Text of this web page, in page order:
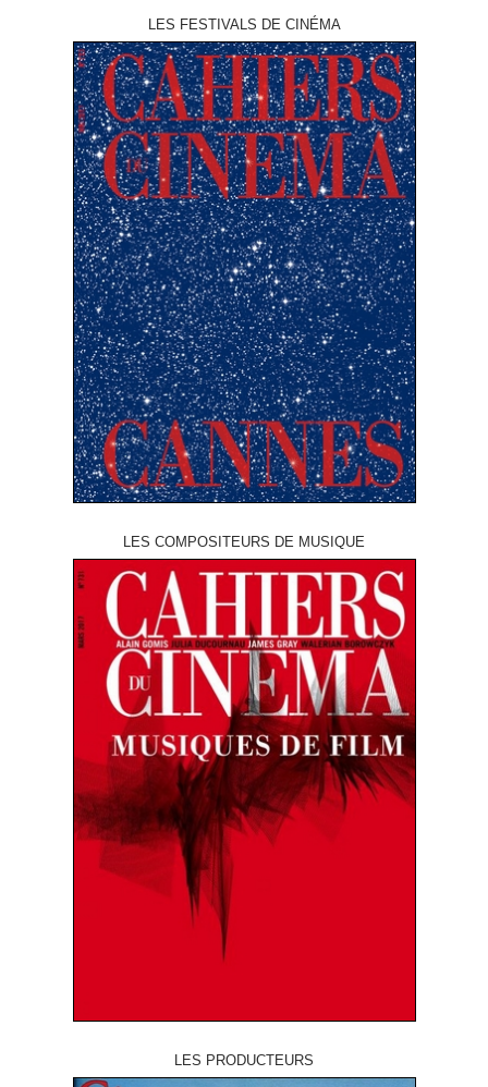
LES FESTIVALS DE CINÉMA
LES COMPOSITEURS DE MUSIQUE
LES PRODUCTEURS